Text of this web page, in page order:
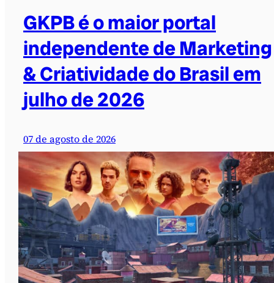
GKPB é o maior portal
independente de Marketing
& Criatividade do Brasil em
julho de 2026
07 de agosto de 2026